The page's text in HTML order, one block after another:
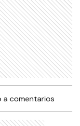
comentarios